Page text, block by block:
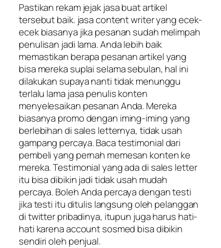
Pastikan rekam jejak jasa buat artikel
tersebut baik. jasa content writer yang ecek-
ecek biasanya jika pesanan sudah melimpah
penulisan jadi lama. Anda lebih baik
memastikan berapa pesanan artikel yang
bisa mereka suplai selama sebulan, hal ini
dilakukan supaya nanti tidak menunggu
terlalu lama jasa penulis konten
menyelesaikan pesanan Anda. Mereka
biasanya promo dengan iming-iming yang
berlebihan di sales letternya, tidak usah
gampang percaya. Baca testimonial dari
pembeli yang pernah memesan konten ke
mereka. Testimonial yang ada di sales letter
itu bisa dibikin jadi tidak usah mudah
percaya. Boleh Anda percaya dengan testi
jika testi itu ditulis langsung oleh pelanggan
di twitter pribadinya, itupun juga harus hati-
hati karena account sosmed bisa dibikin
sendiri oleh penjual.